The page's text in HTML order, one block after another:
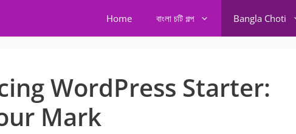
Home বাংলা চটি গল্প Bangla Choti
WordPress Starter:
Mark